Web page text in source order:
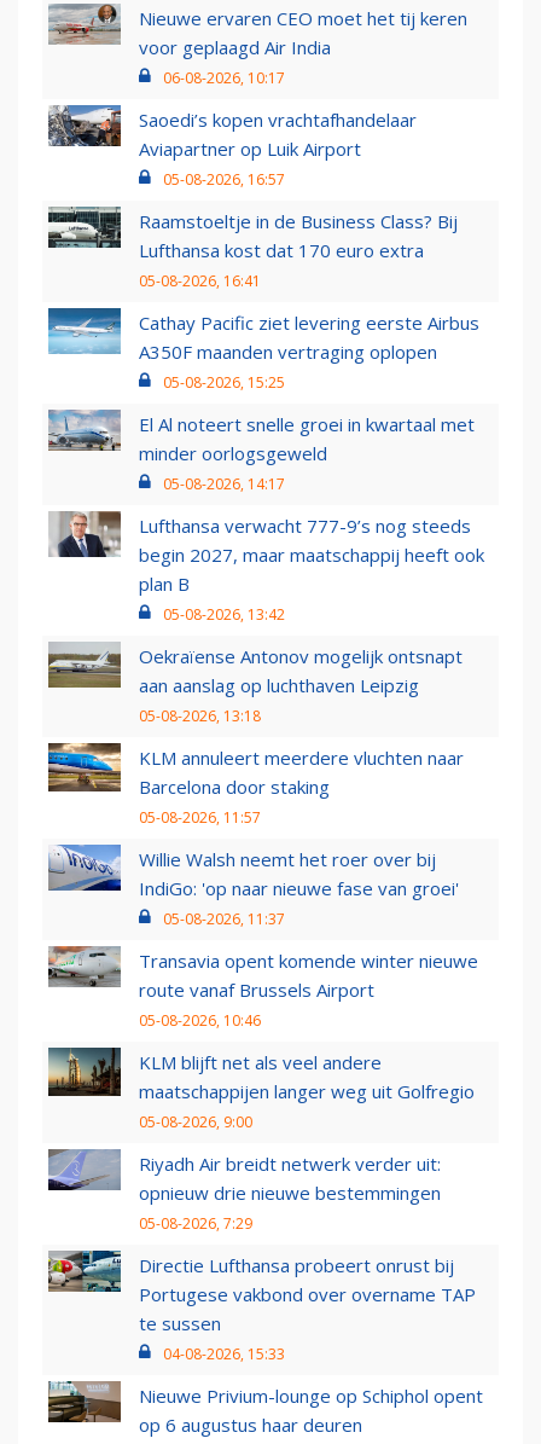
Nieuwe ervaren CEO moet het tij keren
voor geplaagd Air India
06-08-2026, 10:17
Saoedi’s kopen vrachtafhandelaar
Aviapartner op Luik Airport
05-08-2026, 16:57
Raamstoeltje in de Business Class? Bij
Lufthansa kost dat 170 euro extra
05-08-2026, 16:41
Cathay Pacific ziet levering eerste Airbus
A350F maanden vertraging oplopen
05-08-2026, 15:25
El Al noteert snelle groei in kwartaal met
minder oorlogsgeweld
05-08-2026, 14:17
Lufthansa verwacht 777-9’s nog steeds
begin 2027, maar maatschappij heeft ook
plan B
05-08-2026, 13:42
Oekraïense Antonov mogelijk ontsnapt
aan aanslag op luchthaven Leipzig
05-08-2026, 13:18
KLM annuleert meerdere vluchten naar
Barcelona door staking
05-08-2026, 11:57
Willie Walsh neemt het roer over bij
IndiGo: 'op naar nieuwe fase van groei'
05-08-2026, 11:37
Transavia opent komende winter nieuwe
route vanaf Brussels Airport
05-08-2026, 10:46
KLM blijft net als veel andere
maatschappijen langer weg uit Golfregio
05-08-2026, 9:00
Riyadh Air breidt netwerk verder uit:
opnieuw drie nieuwe bestemmingen
05-08-2026, 7:29
Directie Lufthansa probeert onrust bij
Portugese vakbond over overname TAP
te sussen
04-08-2026, 15:33
Nieuwe Privium-lounge op Schiphol opent
op 6 augustus haar deuren